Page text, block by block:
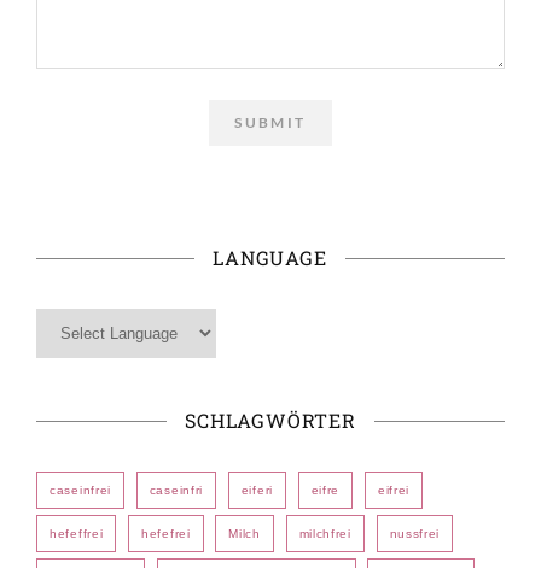
LANGUAGE
SCHLAGWÖRTER
caseinfrei caseinfri eiferi eifre eifrei
hefeffrei hefefrei Milch milchfrei nussfrei